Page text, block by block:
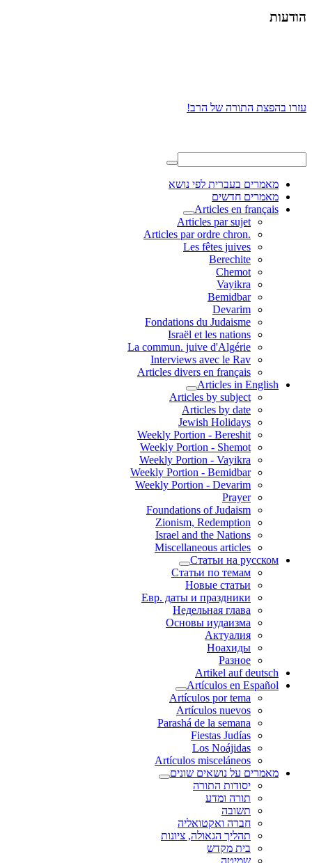
הודעות
עזרו בהפצת התורה של הרב!
מאמרים בעברית לפי נושא
מאמרים חדשים
Articles en français
Articles par sujet
.Articles par ordre chron
Les fêtes juives
Berechite
Chemot
Vayikra
Bemidbar
Devarim
Fondations du Judaisme
Israël et les nations
La commun. juive d'Algérie
Interviews avec le Rav
Articles divers en français
Articles in English
Articles by subject
Articles by date
Jewish Holidays
Weekly Portion - Bereshit
Weekly Portion - Shemot
Weekly Portion - Vayikra
Weekly Portion - Bemidbar
Weekly Portion - Devarim
Prayer
Foundations of Judaism
Zionism, Redemption
Israel and the Nations
Miscellaneous articles
Статьи на русском
Статьи по темам
Новые статьи
Евр. даты и праздники
Недельная глава
Основы иудаизма
Актуалия
Ноахиды
Разное
Artikel auf deutsch
Artículos en Español
Artículos por tema
Artículos nuevos
Parashá de la semana
Fiestas Judías
Los Noájidas
Artículos misceláneos
מאמרים על נושאים שונים
יסודות התורה
תורה ומדע
תשובה
חברה ואקטואליה
תהליך הגאולה, ציונות
בית מקדש
שמיטה